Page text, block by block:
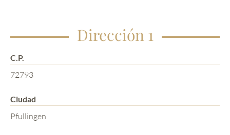
Dirección 1
C.P.
72793
Ciudad
Pfullingen